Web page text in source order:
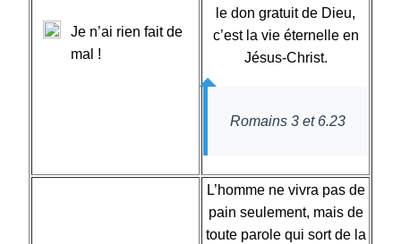
Je n’ai rien fait de
mal !
le don gratuit de Dieu,
c’est la vie éternelle en
Jésus-Christ.
Romains 3 et 6.23
L’homme ne vivra pas de
pain seulement, mais de
toute parole qui sort de la